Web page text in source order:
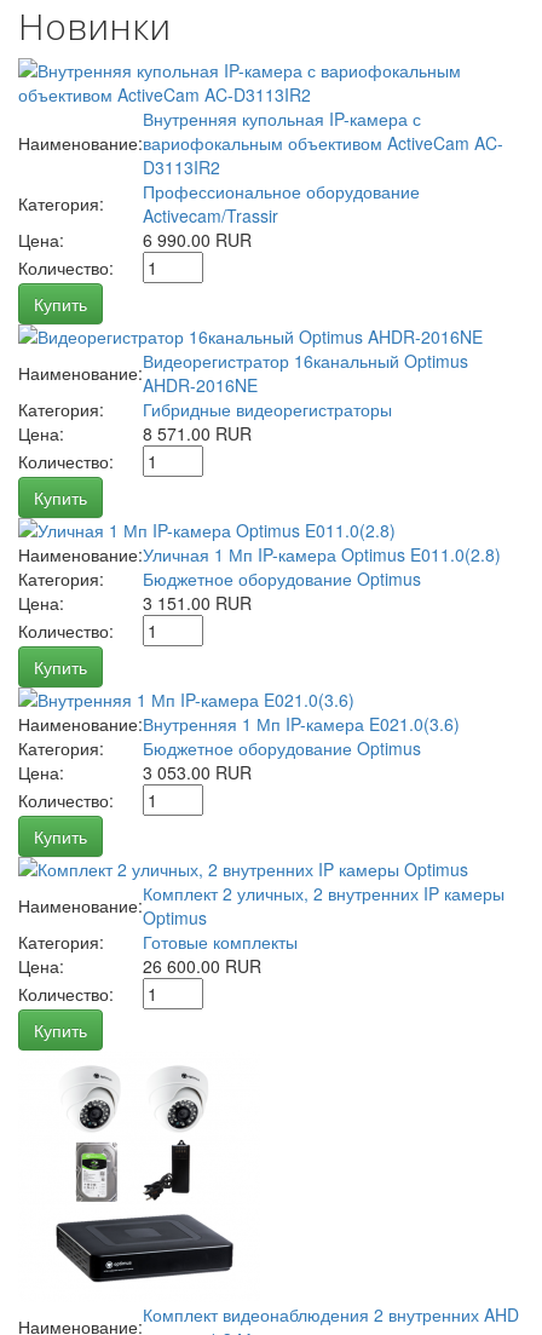
Новинки
Наименование:
Внутренняя купольная IP-камера с
вариофокальным объективом ActiveCam AC-
D3113IR2
Категория:
Профессиональное оборудование
Activecam/Trassir
Цена:
6 990.00 RUR
Количество:
Купить
Наименование:Видеорегистратор 16канальный Optimus
AHDR-2016NE
Категория:
Гибридные видеорегистраторы
Цена:
8 571.00 RUR
Количество:
Купить
Наименование:Уличная 1 Мп IP-камера Optimus E011.0(2.8)
Категория:
Бюджетное оборудование Optimus
Цена:
3 151.00 RUR
Количество:
Купить
Наименование:Внутренняя 1 Мп IP-камера E021.0(3.6)
Категория:
Бюджетное оборудование Optimus
Цена:
3 053.00 RUR
Количество:
Купить
Наименование:Комплект 2 уличных, 2 внутренних IP камеры
Optimus
Категория:
Готовые комплекты
Цена:
26 600.00 RUR
Количество:
Купить
Наименование:Комплект видеонаблюдения 2 внутренних AHD